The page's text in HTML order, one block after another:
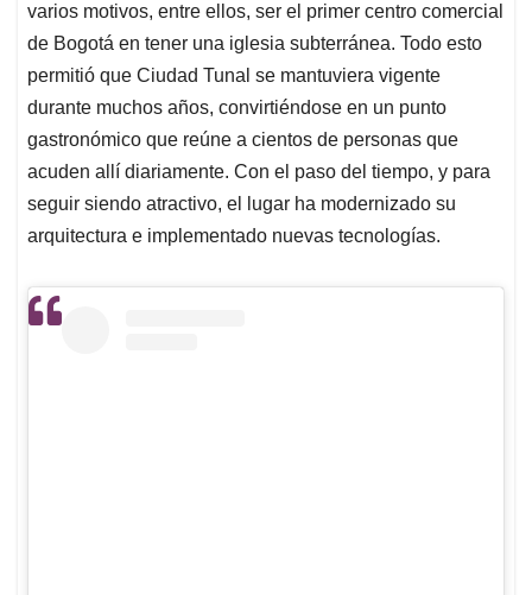
varios motivos, entre ellos, ser el primer centro comercial
de Bogotá en tener una iglesia subterránea. Todo esto
permitió que Ciudad Tunal se mantuviera vigente
durante muchos años, convirtiéndose en un punto
gastronómico que reúne a cientos de personas que
acuden allí diariamente. Con el paso del tiempo, y para
seguir siendo atractivo, el lugar ha modernizado su
arquitectura e implementado nuevas tecnologías.